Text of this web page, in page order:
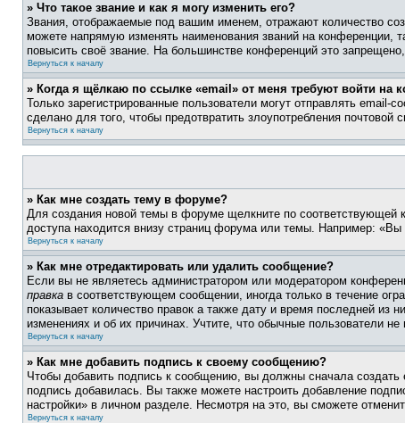
» Что такое звание и как я могу изменить его?
Звания, отображаемые под вашим именем, отражают количество
можете напрямую изменять наименования званий на конференции,
повысить своё звание. На большинстве конференций это
Вернуться к началу
» Когда я щёлкаю по ссылке «email» от меня требуют войти на
Только зарегистрированные пользователи могут отправлять
сделано для того, чтобы предотвратить злоупотребления
Вернуться к началу
» Как мне создать тему в форуме?
Для создания новой темы в форуме щелкните по соответствующей
доступа находится внизу страниц форума или темы. Например:
Вернуться к началу
» Как мне отредактировать или удалить сообщение?
Если вы не являетесь администратором или модератором
правка в соответствующем сообщении, иногда только в течение
показывает количество правок а также дату и время последней
изменениях и об их причинах. Учтите, что обычные пользователи
Вернуться к началу
» Как мне добавить подпись к своему сообщению?
Чтобы добавить подпись к сообщению, вы должны сначала
подпись добавилась. Вы также можете настроить добавление
настройки» в личном разделе. Несмотря на это, вы сможете
Вернуться к началу